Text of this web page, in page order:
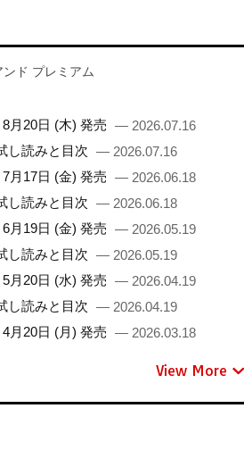
ンド プレミアム
月20日 (木) 発売 — 2026.07.16
し読みと目次 — 2026.07.16
月17日 (金) 発売 — 2026.06.18
し読みと目次 — 2026.06.18
月19日 (金) 発売 — 2026.05.19
し読みと目次 — 2026.05.19
月20日 (水) 発売 — 2026.04.19
し読みと目次 — 2026.04.19
月20日 (月) 発売 — 2026.03.18
View More